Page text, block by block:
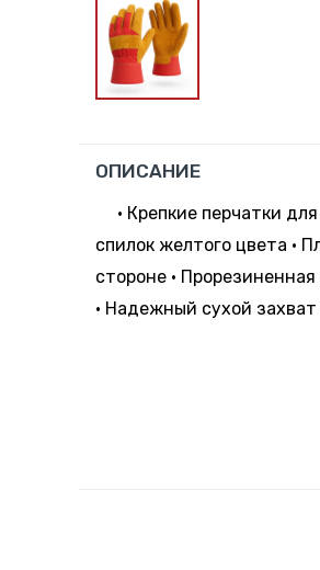
ОПИСАНИЕ
• Крепкие перчатки
спилок желтого цвета •
стороне •
• Надежный сухой захват